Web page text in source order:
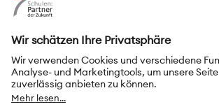
FAQ–Häufige Fragen Kontakt
Nutzungsbedingungen
Datenschutz
Privatsphäre-Einstellungen